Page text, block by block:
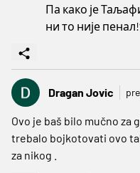
Па како је
ни то није
Dragan Jovic
Ovo je baš bilo mučno za
trebalo bojkotovati ovo
za nikog .